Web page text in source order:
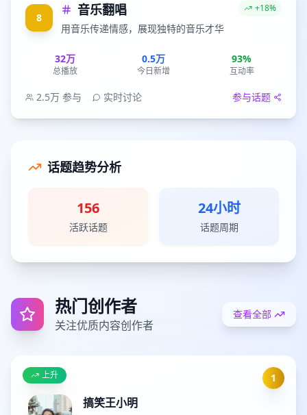
8 音乐翻唱
用音乐传递情感，展现独特的音乐才华
+18%
32万
总播放
0.5万
今日新增
93%
互动率
2.5万 参与 实时讨论 参与话题
话题趋势分析
156
活跃话题
24小时
话题周期
热门创作者
关注优质内容创作者
查看全部
1
上升
搞笑王小明